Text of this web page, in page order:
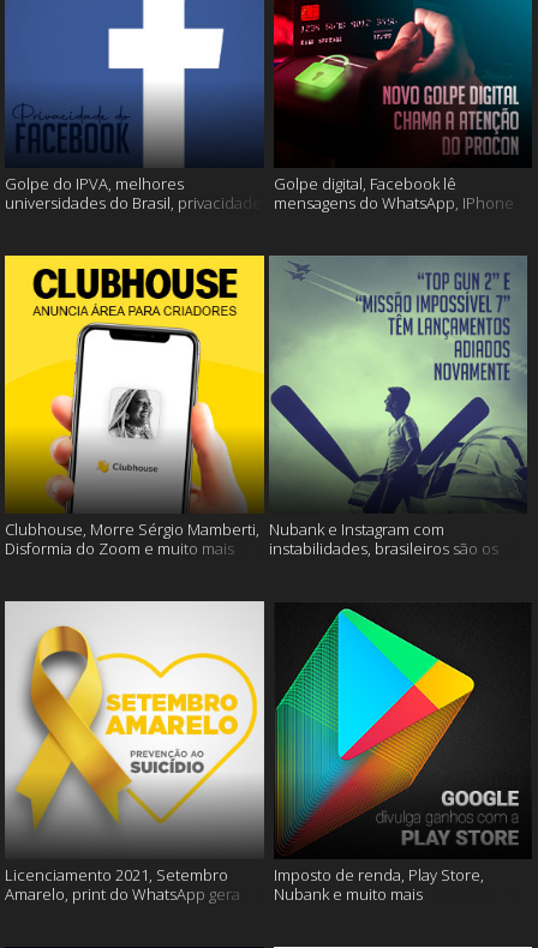
Golpe do IPVA, melhores
universidades do Brasil, privacidade
Golpe digital, Facebook lê
mensagens do WhatsApp, IPhone
Clubhouse, Morre Sérgio Mamberti,
Disformia do Zoom e muito mais
Nubank e Instagram com
instabilidades, brasileiros são os
Licenciamento 2021, Setembro
Amarelo, print do WhatsApp gera
Imposto de renda, Play Store,
Nubank e muito mais